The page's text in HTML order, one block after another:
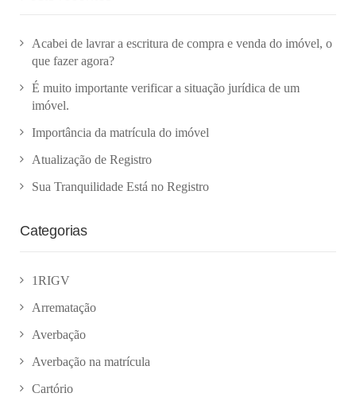
Acabei de lavrar a escritura de compra e venda do imóvel, o
que fazer agora?
É muito importante verificar a situação jurídica de um
imóvel.
Importância da matrícula do imóvel
Atualização de Registro
Sua Tranquilidade Está no Registro
Categorias
1RIGV
Arrematação
Averbação
Averbação na matrícula
Cartório